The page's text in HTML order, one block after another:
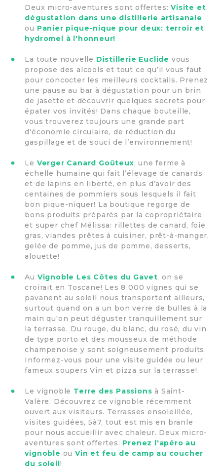
Deux micro-aventures sont offertes:Visite et
dégustation dans une distillerie artisanale
ou Panier pique-nique pour deux: terroir et
hydromel à l'honneur!
La toute nouvelle Distillerie Euclide vous
propose des alcools et tout ce qu’il vous faut
pour concocter les meilleurs cocktails. Prenez
une pause au bar à dégustation pour un brin
de jasette et découvrir quelques secrets pour
épater vos invités! Dans chaque bouteille,
vous trouverez toujours une grande part
d'économie circulaire, de réduction du
gaspillage et de souci de l’environnement!
Le Verger Canard Goûteux, une ferme à
échelle humaine qui fait l’élevage de canards
et de lapins en liberté, en plus d’avoir des
centaines de pommiers sous lesquels il fait
bon pique-niquer! La boutique regorge de
bons produits préparés par la copropriétaire
et super chef Mélissa: rillettes de canard, foie
gras, viandes prêtes à cuisiner, prêt-à-manger,
gelée de pomme, jus de pomme, desserts,
alouette!
Au Vignoble Les Côtes du Gavet, on se
croirait en Toscane! Les 8 000 vignes qui se
pavanent au soleil nous transportent ailleurs,
surtout quand on a un bon verre de bulles à la
main qu'on peut déguster tranquillement sur
la terrasse. Du rouge, du blanc, du rosé, du vin
de type porto et des mousseux de méthode
champenoise y sont soigneusement produits.
Informez-vous pour une visite guidée ou leur
fameux soupers Vin et pizza sur la terrasse!
Le vignoble Terre des Passions à Saint-
Valère. Découvrez ce vignoble récemment
ouvert aux visiteurs. Terrasses ensoleillée,
visites guidées, 5à7, tout est mis en branle
pour nous accueillir avec chaleur. Deux micro-
aventures sont offertes: Prenez l'apéro au
vignoble ou Vin et feu de camp au coucher
du soleil!